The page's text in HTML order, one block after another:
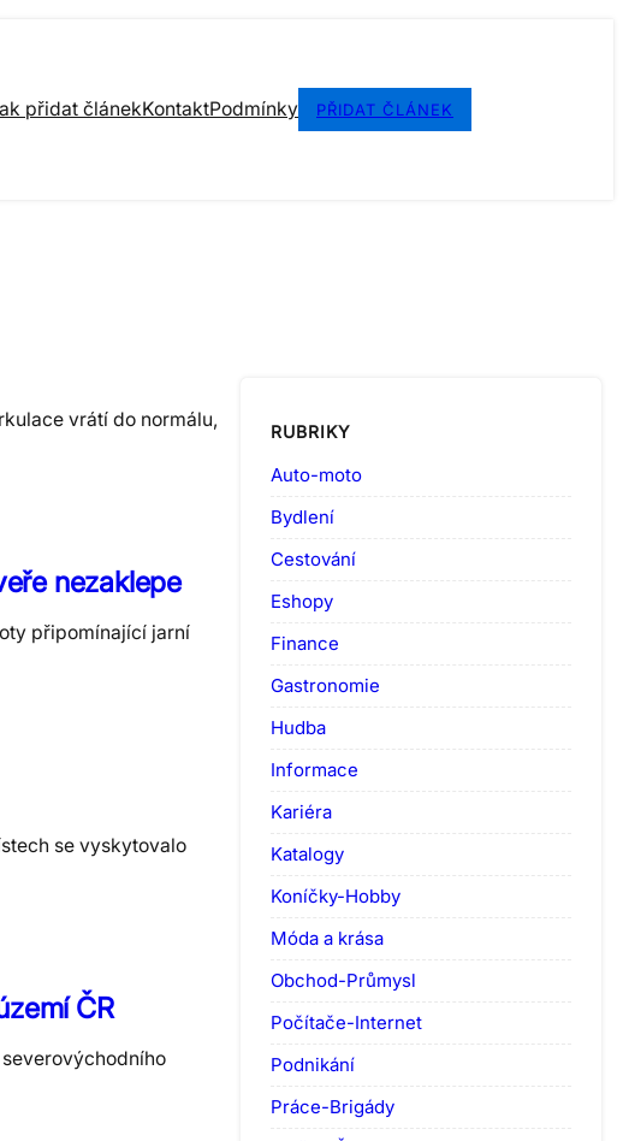
přidat článekKontaktPodmínky PŘIDAT ČLÁNEK
vrátí do normálu,
nezaklepe
připomínající jarní
se vyskytovalo
ČR
RUBRIKY
Auto-moto
Bydlení
Cestování
Eshopy
Finance
Gastronomie
Hudba
Informace
Kariéra
Katalogy
Koníčky-Hobby
Móda a krása
Obchod-Průmysl
Počítače-Internet
Podnikání
Práce-Brigády